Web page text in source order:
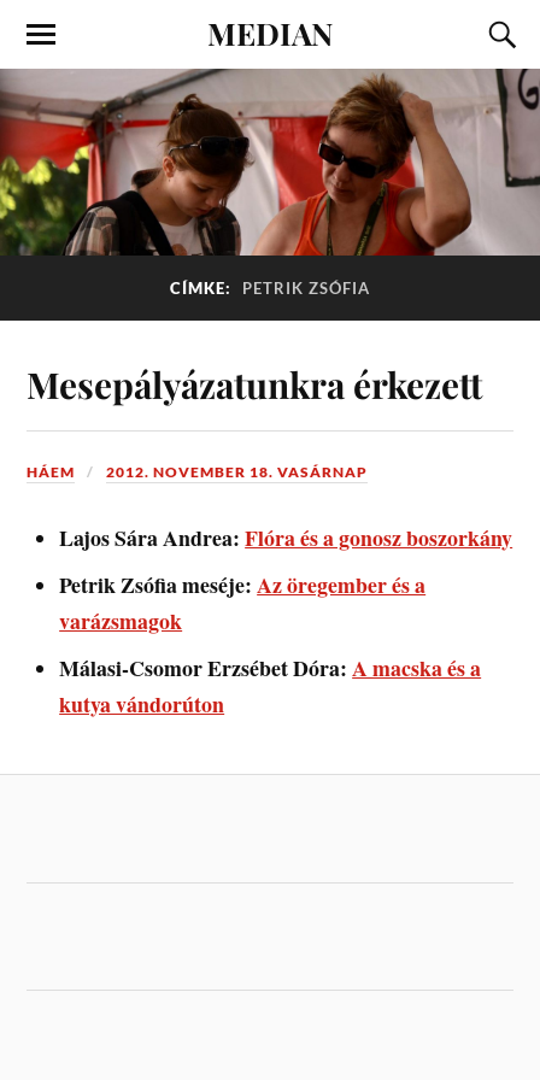
MEDIAN
CÍMKE: PETRIK ZSÓFIA
Mesepályázatunkra érkezett
HÁEM 2012. NOVEMBER 18. VASÁRNAP
Lajos Sára Andrea:Flóra és a gonosz boszorkány
Petrik Zsófia meséje:Az öregember és a
varázsmagok
Málasi-Csomor Erzsébet Dóra:A macska és a
kutya vándorúton